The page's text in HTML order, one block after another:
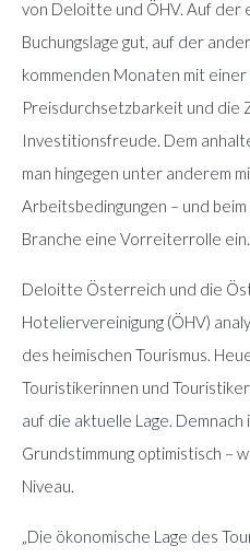
von Deloitte und ÖHV. Auf der
Buchungslage gut, auf der
kommenden Monaten mit
Preisdurchsetzbarkeit und die
Investitionsfreude. Dem
man hingegen unter anderem
Arbeitsbedingungen – und
Branche eine Vorreiterrolle ein.
Deloitte Österreich und die
Hoteliervereinigung (ÖHV)
des heimischen Tourismus.
Touristikerinnen und
auf die aktuelle Lage.
Grundstimmung optimistisch –
Niveau.
„Die ökonomische Lage des